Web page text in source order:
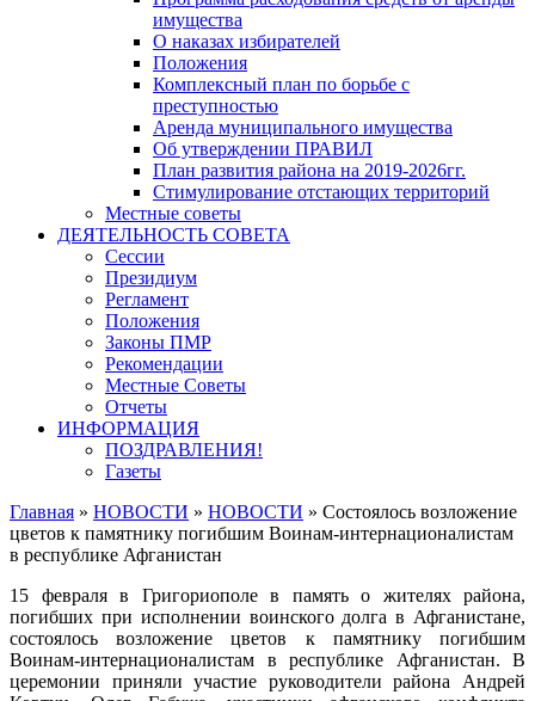
имущества
О наказах избирателей
Положения
Комплексный план по борьбе с
преступностью
Аренда муниципального имущества
Об утверждении ПРАВИЛ
План развития района на 2019-2026гг.
Стимулирование отстающих территорий
Местные советы
ДЕЯТЕЛЬНОСТЬ СОВЕТА
Сессии
Президиум
Регламент
Положения
Законы ПМР
Рекомендации
Местные Советы
Отчеты
ИНФОРМАЦИЯ
ПОЗДРАВЛЕНИЯ!
Газеты
Главная » НОВОСТИ » НОВОСТИ » Состоялось возложение
цветов к памятнику погибшим Воинам-интернационалистам
в республике Афганистан
15 февраля в Григориополе в память о жителях района,
погибших при исполнении воинского долга в Афганистане,
состоялось возложение цветов к памятнику погибшим
Воинам-интернационалистам в республике Афганистан. В
церемонии приняли участие руководители района Андрей